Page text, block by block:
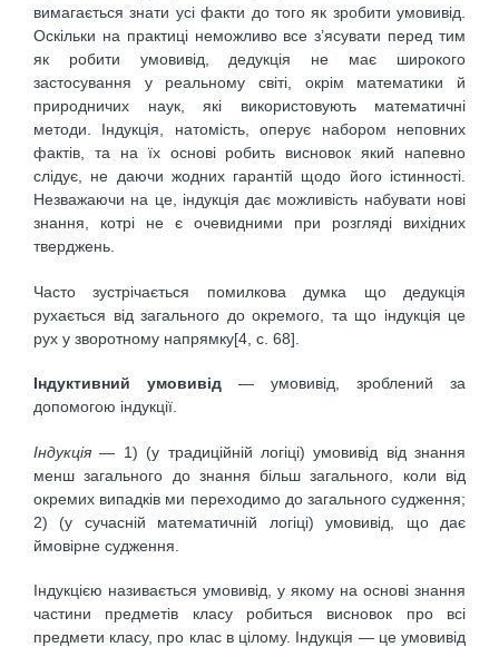
вимагається знати усі факти до того як зробити умовивід.
Оскільки на практиці неможливо все з’ясувати перед тим
як робити умовивід, дедукція не має широкого
застосування у реальному світі, окрім математики й
природничих наук, які використовують математичні
методи. Індукція, натомість, оперує набором неповних
фактів, та на їх основі робить висновок який напевно
слідує, не даючи жодних гарантій щодо його істинності.
Незважаючи на це, індукція дає можливість набувати нові
знання, котрі не є очевидними при розгляді вихідних
тверджень.
Часто зустрічається помилкова думка що дедукція
рухається від загального до окремого, та що індукція це
рух у зворотному напрямку[4, c. 68].
Індуктивний умовивід — умовивід, зроблений за
допомогою індукції.
Індукція— 1) (у традиційній логіці) умовивід від знання
менш загального до знання більш загального, коли від
окремих випадків ми переходимо до загального судження;
2) (у сучасній математичній логіці) умовивід, що дає
ймовірне судження.
Індукцією називається умовивід, у якому на основі знання
частини предметів класу робиться висновок про всі
предмети класу, про клас в цілому. Індукція — це умовивід